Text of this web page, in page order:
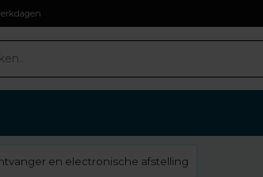
en electronische afstelling